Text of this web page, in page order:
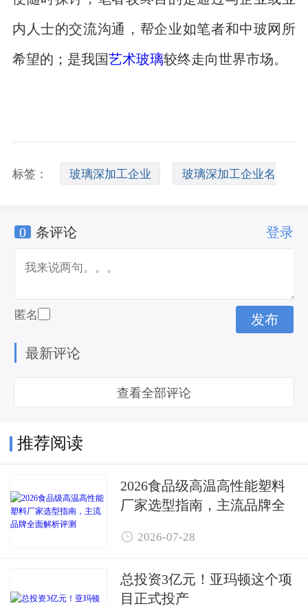
内人士的交流沟通，帮企业如笔者和中玻网所
希望的；是我国艺术玻璃较终走向世界市场。
标签： 玻璃深加工企业 玻璃深加工企业名
录 玻璃深加工企业管理
0 条评论 登录
匿名
最新评论
查看全部评论
推荐阅读
2026食品级高温高性能塑料
厂家选型指南，主流品牌全
 2026-07-28
总投资3亿元！亚玛顿这个项
目正式投产